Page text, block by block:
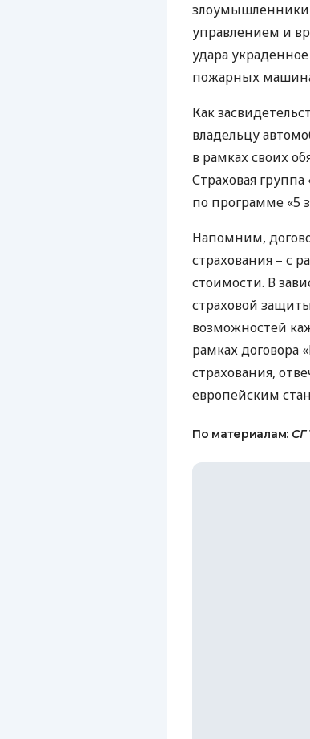
злоумышленники
управлением и
удара
пожарных
Как
владельцу
в рамках своих
Страховая
по программе «5
Напомним,
страхования – с
стоимости. В
страховой
возможностей
рамках
страхования,
европейским
По материалам: СГ